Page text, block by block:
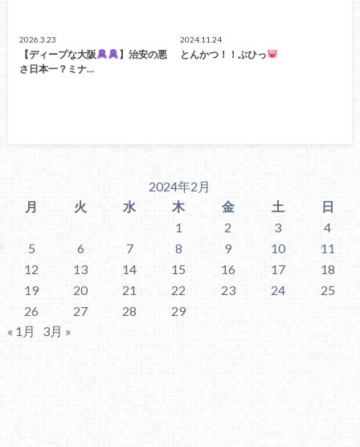
2026.3.23
【ディープな大阪
】治安の悪
さ日本一？ミナ…
2024.11.24
とんかつ！！ぶひっ
2024年2月
月
火 水 木 金 土
日
1
2 3
4
5
6 7 8 9 10
11
12
13 14 15 16 17
18
19
20 21 22 23 24
25
26
27 28
29
« 1月
3月 »